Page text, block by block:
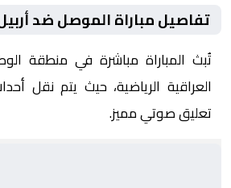
تفاصيل مباراة الموصل ضد
تُبث المباراة مباشرة في منطقة
العراقية الرياضية، حيث يتم نقل
تعليق صوتي مميز.